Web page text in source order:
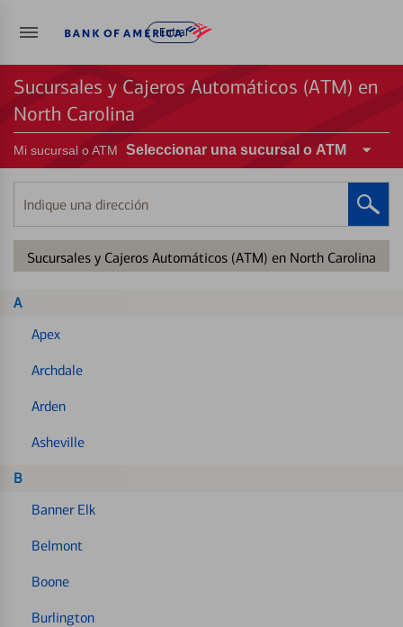
Entrar
Sucursales y Cajeros Automáticos (ATM) en
North Carolina
Mi sucursal o ATM Seleccionar una sucursal o ATM
Indique
una
dirección
Sucursales y Cajeros Automáticos (ATM) en North Carolina
A
Apex
Archdale
Arden
Asheville
B
Banner Elk
Belmont
Boone
Burlington